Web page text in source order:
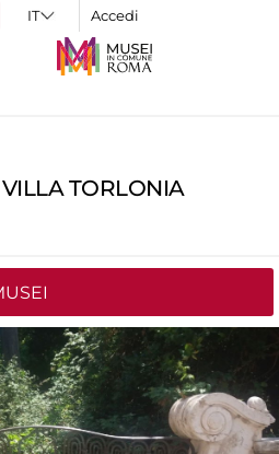
Accedi
TORLONIA